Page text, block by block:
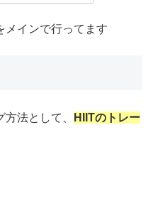
メインで行ってます
法として、
HIITのトレー